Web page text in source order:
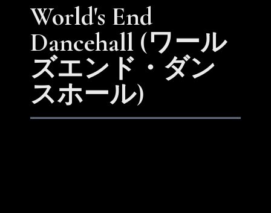
World's End
Dancehall (ワール
ズエンド・ダン
スホール)